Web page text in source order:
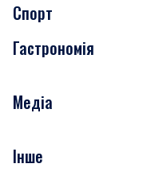
Завтра
Субота
Медицина
Краса
Спорт
Гастрономія
Рецепти
Медіа
Фото
Інше